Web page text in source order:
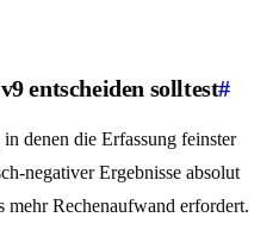
entscheiden solltest#
denen die Erfassung feinster
negativer Ergebnisse absolut
mehr Rechenaufwand erfordert.